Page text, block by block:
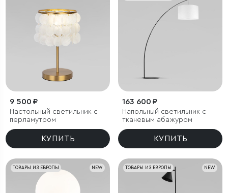
9 500 ₽
Настольный светильник с
перламутром
КУПИТЬ
163 600 ₽
Напольный светильник с
тканевым абажуром
КУПИТЬ
NEW
ТОВАРЫ ИЗ ЕВРОПЫ NEW
ТОВАРЫ ИЗ ЕВРОПЫ